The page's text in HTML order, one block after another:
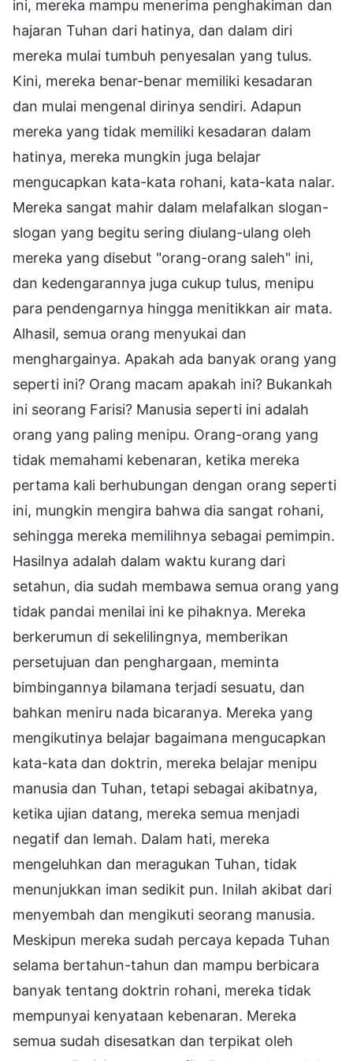
ini, mereka mampu menerima penghakiman dan
hajaran Tuhan dari hatinya, dan dalam diri
mereka mulai tumbuh penyesalan yang tulus.
Kini, mereka benar-benar memiliki kesadaran
dan mulai mengenal dirinya sendiri. Adapun
mereka yang tidak memiliki kesadaran dalam
hatinya, mereka mungkin juga belajar
mengucapkan kata-kata rohani, kata-kata nalar.
Mereka sangat mahir dalam melafalkan slogan-
slogan yang begitu sering diulang-ulang oleh
mereka yang disebut "orang-orang saleh" ini,
dan kedengarannya juga cukup tulus, menipu
para pendengarnya hingga menitikkan air mata.
Alhasil, semua orang menyukai dan
menghargainya. Apakah ada banyak orang yang
seperti ini? Orang macam apakah ini? Bukankah
ini seorang Farisi? Manusia seperti ini adalah
orang yang paling menipu. Orang-orang yang
tidak memahami kebenaran, ketika mereka
pertama kali berhubungan dengan orang seperti
ini, mungkin mengira bahwa dia sangat rohani,
sehingga mereka memilihnya sebagai pemimpin.
Hasilnya adalah dalam waktu kurang dari
setahun, dia sudah membawa semua orang yang
tidak pandai menilai ini ke pihaknya. Mereka
berkerumun di sekelilingnya, memberikan
persetujuan dan penghargaan, meminta
bimbingannya bilamana terjadi sesuatu, dan
bahkan meniru nada bicaranya. Mereka yang
mengikutinya belajar bagaimana mengucapkan
kata-kata dan doktrin, mereka belajar menipu
manusia dan Tuhan, tetapi sebagai akibatnya,
ketika ujian datang, mereka semua menjadi
negatif dan lemah. Dalam hati, mereka
mengeluhkan dan meragukan Tuhan, tidak
menunjukkan iman sedikit pun. Inilah akibat dari
menyembah dan mengikuti seorang manusia.
Meskipun mereka sudah percaya kepada Tuhan
selama bertahun-tahun dan mampu berbicara
banyak tentang doktrin rohani, mereka tidak
mempunyai kenyataan kebenaran. Mereka
semua sudah disesatkan dan terpikat oleh